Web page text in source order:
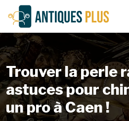
Trouver la perle
astuces pour
un pro à Caen !